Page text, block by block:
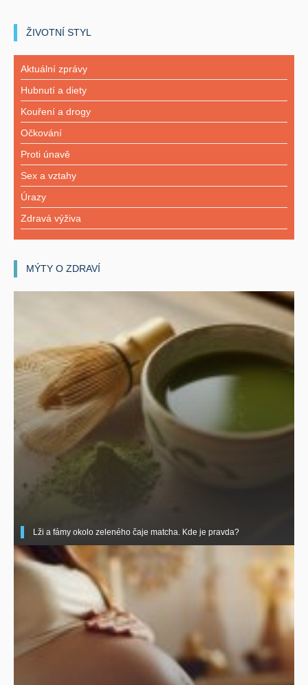
ŽIVOTNÍ STYL
Aktuální zprávy
Hubnutí a diety
Kouření a drogy
Očkování
Proti únavě
Sex a vztahy
Úrazy
Zdravá výživa
MÝTY O ZDRAVÍ
Lži a fámy okolo zeleného čaje matcha. Kde je pravda?